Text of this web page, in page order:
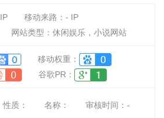
IP 移动来路： - IP
网站类型：休闲娱乐，小说网站
移动权重：
谷歌PR：
性质： 名称： 审核时间： -